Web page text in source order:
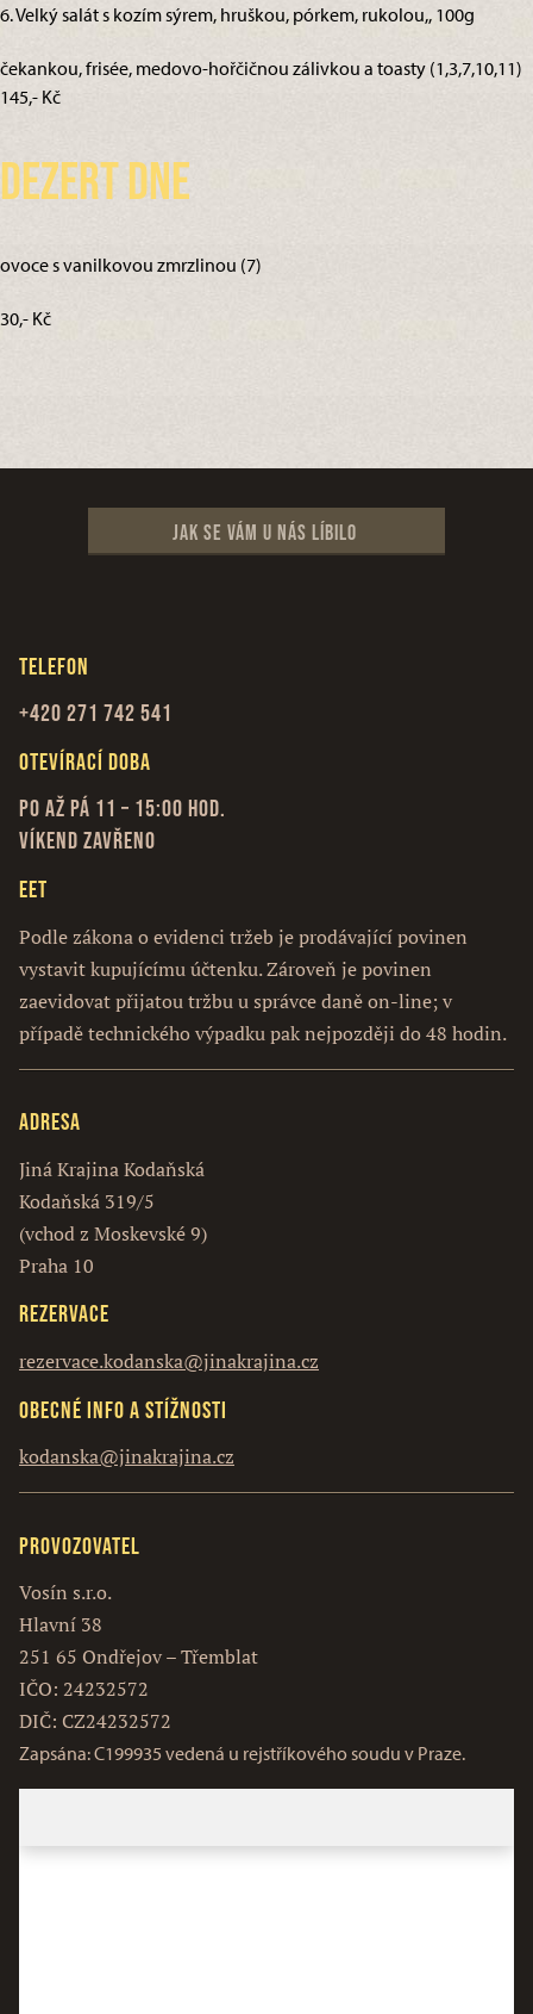
6. Velký salát s kozím sýrem, hruškou, pórkem, rukolou,, 100g
čekankou, frisée, medovo-hořčičnou zálivkou a toasty (1,3,7,10,11)
145,- Kč
Dezert dne
ovoce s vanilkovou zmrzlinou (7)
30,- Kč
Jak se vám u nás líbilo
Telefon
+420 271 742 541
Otevírací doba
Po až Pá 11 – 15:00 hod.
Víkend zavřeno
EET
Podle zákona o evidenci tržeb je prodávající povinen
vystavit kupujícímu účtenku. Zároveň je povinen
zaevidovat přijatou tržbu u správce daně on-line; v
případě technického výpadku pak nejpozději do 48 hodin.
Adresa
Jiná Krajina Kodaňská
Kodaňská 319/5
(vchod z Moskevské 9)
Praha 10
Rezervace
rezervace.kodanska@jinakrajina.cz
Obecné info a stížnosti
kodanska@jinakrajina.cz
Provozovatel
Vosín s.r.o.
Hlavní 38
251 65 Ondřejov – Třemblat
IČO: 24232572
DIČ: CZ24232572
Zapsána: C199935 vedená u rejstříkového soudu v Praze.